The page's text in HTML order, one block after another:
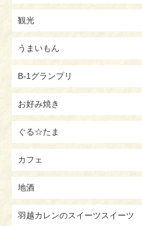
観光
うまいもん
B-1グランプリ
お好み焼き
ぐる☆たま
カフェ
地酒
羽越カレンのスイーツスイーツ